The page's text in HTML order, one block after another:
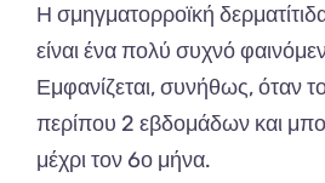
Η σμηγματορροϊκή
είναι ένα πολύ συχνό
Εμφανίζεται, συνήθως, όταν
περίπου 2 εβδομάδων και
μέχρι τον 6ο μήνα.